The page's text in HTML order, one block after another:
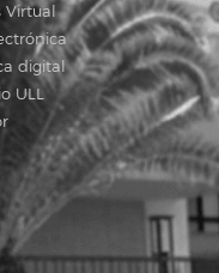
Virtual
digital
ULL